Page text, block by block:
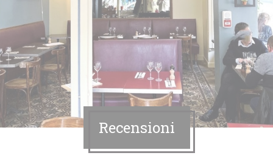
Recensioni